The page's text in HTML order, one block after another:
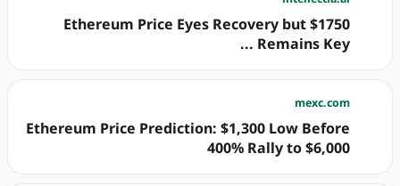
Ethereum Price Eyes Recovery but $1750
Remains Key ...
mexc.com
Ethereum Price Prediction: $1,300 Low Before
400% Rally to $6,000